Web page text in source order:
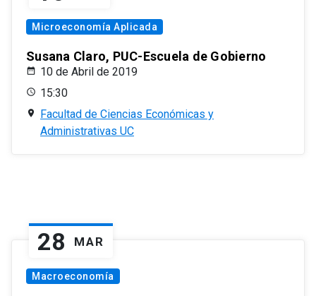
Microeconomía Aplicada
Susana Claro, PUC-Escuela de Gobierno
10 de Abril de 2019
15:30
Facultad de Ciencias Económicas y
Administrativas UC
28 MAR
Macroeconomía